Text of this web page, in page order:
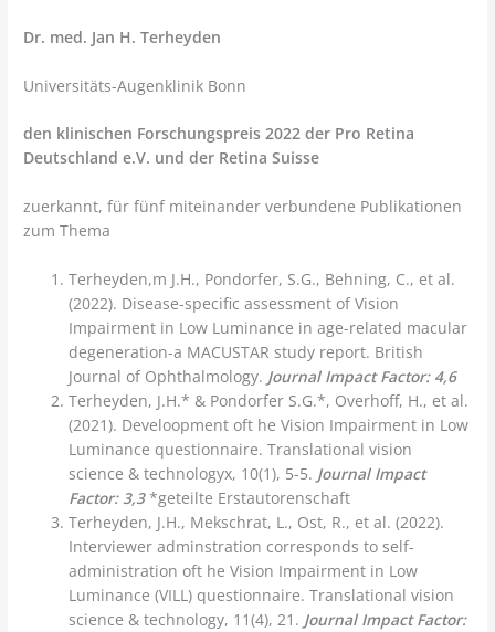
Dr. med. Jan H. Terheyden
Universitäts-Augenklinik Bonn
den klinischen Forschungspreis 2022 der Pro Retina
Deutschland e.V. und der Retina Suisse
zuerkannt, für fünf miteinander verbundene Publikationen
zum Thema
Terheyden,m J.H., Pondorfer, S.G., Behning, C., et al.
(2022). Disease-specific assessment of Vision
Impairment in Low Luminance in age-related macular
degeneration-a MACUSTAR study report. British
Journal of Ophthalmology. Journal Impact Factor: 4,6
Terheyden, J.H.* & Pondorfer S.G.*, Overhoff, H., et al.
(2021). Develoopment oft he Vision Impairment in Low
Luminance questionnaire. Translational vision
science & technologyx, 10(1), 5-5. Journal Impact
Factor: 3,3*geteilte Erstautorenschaft
Terheyden, J.H., Mekschrat, L., Ost, R., et al. (2022).
Interviewer adminstration corresponds to self-
administration oft he Vision Impairment in Low
Luminance (VILL) questionnaire. Translational vision
science & technology, 11(4), 21. Journal Impact Factor: